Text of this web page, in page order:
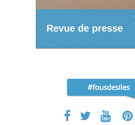
Revue de presse
#fousdesiles